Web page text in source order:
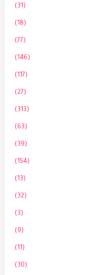
(31)
(18)
(77)
(146)
(117)
(27)
(313)
(63)
(39)
(154)
(13)
(32)
(3)
(9)
(11)
(30)